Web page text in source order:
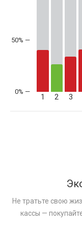
50% —
1 2 3
Не тратьте свою
кассы —